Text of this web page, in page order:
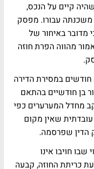
קיים על הנכס,
עבורו. מפסק
מדובר באיחור של
מהווה הפרת חוזה
חודשים במסירת הדירה
בן חודשיים בהתאם
מחדל המערערים כפי
שאין מקום
הדין שפרסמה.
חויבו אינו
כריתת החוזה, קבעה